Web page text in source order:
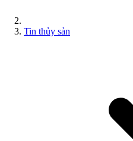
Tin thủy sản